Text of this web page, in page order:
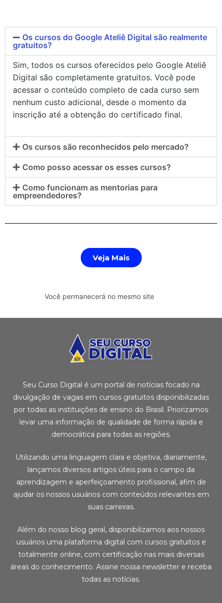
Os cursos do Google Ateliê Digital são realmente
gratuitos?
Sim, todos os cursos oferecidos pelo Google Ateliê
Digital são completamente gratuitos. Você pode
acessar o conteúdo completo de cada curso sem
nenhum custo adicional, desde o momento da
inscrição até a obtenção do certificado final.
Os cursos são reconhecidos pelo mercado?
Como posso acessar os esses cursos?
Como funcionam as mentorias para
empreendedores?
Veja Mais
Você permanecerá no mesmo site
Seu Curso Digital é um portal de notícias focado na
divulgação de vagas em cursos gratuitos disponibilizadas
por todas as instituições de ensino do Brasil. Priorizamos
levar uma informação de qualidade de forma rápida e
democrática para todas as regiões.
Utilizando uma linguagem clara e objetiva, diariamente,
lançamos diversos artigos úteis para o campo da
aprendizagem e aperfeiçoamento profissional, afim de
ajudar os nossos usuários com conteúdos relevantes em
suas carreiras.
Além do nosso blog geral, disponibilizamos aos nossos
usuários uma plataforma digital com cursos gratuitos e
totalmente online, com certificação nas mais diversas
áreas do conhecimento. Assine nossa newsletter e receba
todas as notícias.